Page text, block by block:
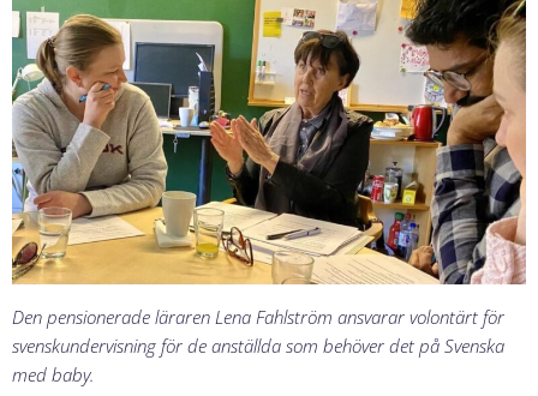
Den pensionerade läraren Lena Fahlström ansvarar volontärt för
svenskundervisning för de anställda som behöver det på Svenska
med baby.